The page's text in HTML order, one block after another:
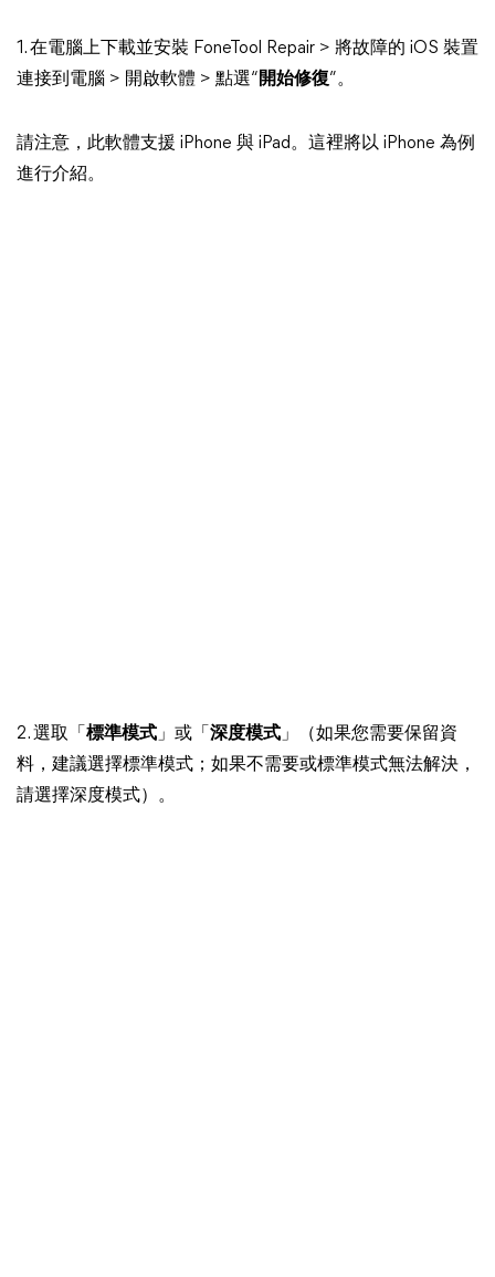
1. 在電腦上下載並安裝 FoneTool Repair > 將故障的 iOS 裝置
連接到電腦 > 開啟軟體 > 點選“開始修復”。
請注意，此軟體支援 iPhone 與 iPad。這裡將以 iPhone 為例
進行介紹。
2. 選取「 標準模式 」或「 深度模式 」（如果您需要保留資
料，建議選擇標準模式；如果不需要或標準模式無法解決，
請選擇深度模式）。